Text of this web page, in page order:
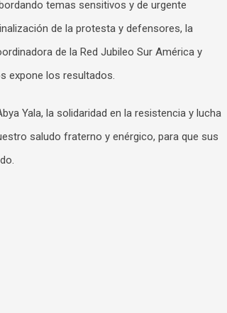
temas sensitivos y de urgente
de la protesta y defensores, la
de la Red Jubileo Sur América y
expone los resultados.
Yala, la solidaridad en la resistencia y lucha
saludo fraterno y enérgico, para que sus